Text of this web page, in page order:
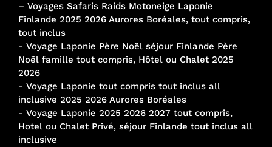
– Voyages Safaris Raids Motoneige Laponie
Finlande 2025 2026 Aurores Boréales, tout compris,
tout inclus
- Voyage Laponie Père Noël séjour Finlande Père
Noël famille tout compris, Hôtel ou Chalet 2025
2026
- Voyage Laponie tout compris tout inclus all
inclusive 2025 2026 Aurores Boréales
- Voyage Laponie 2025 2026 2027 tout compris,
Hotel ou Chalet Privé, séjour Finlande tout inclus all
inclusive